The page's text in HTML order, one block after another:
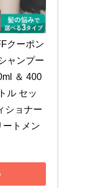
クーポン
ャンプー
＆ 400
ル セッ
ショナー
ートメン